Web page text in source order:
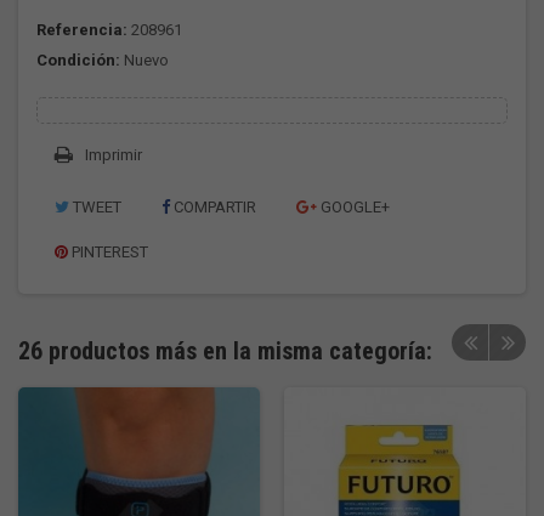
Referencia: 208961
Condición: Nuevo
Imprimir
TWEET COMPARTIR GOOGLE+
PINTEREST
26 productos más en la misma categoría: